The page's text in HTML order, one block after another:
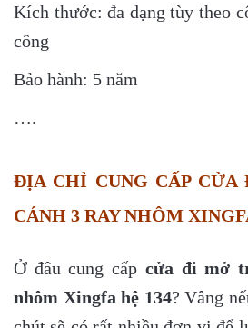
Kích thước: đa dạng tùy theo
công
Bảo hành: 5 năm
….
ĐỊA CHỈ CUNG CẤP
CÁNH 3 RAY NHÔM
Ở đâu cung cấp cửa đi mở
nhôm Xingfa hệ 134? Vâng